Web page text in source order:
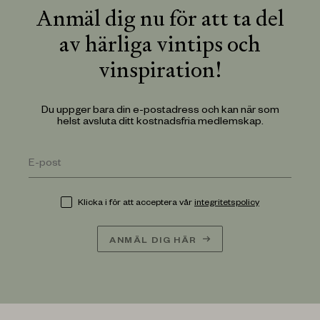
Anmäl dig nu för att ta del
av härliga vintips och
vinspiration!
Du uppger bara din e-postadress och kan när som
helst avsluta ditt kostnadsfria medlemskap.
Klicka i för att acceptera vår integritetspolicy
ANMÄL DIG HÄR